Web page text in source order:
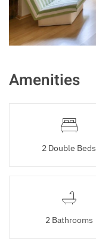
Amenities
2 Double Beds
2 Bathrooms